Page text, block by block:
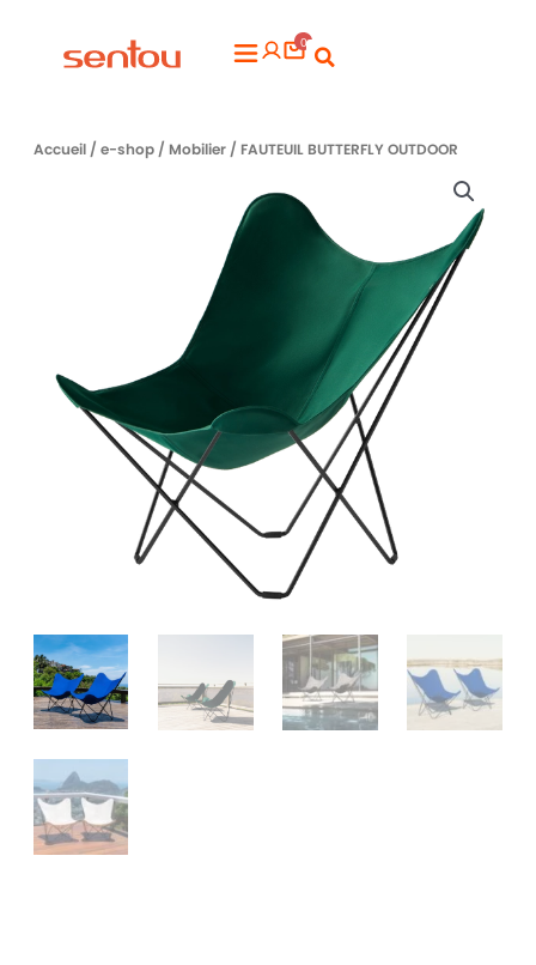
Flyout
0
Accueil/ e-shop/ Mobilier/ FAUTEUIL BUTTERFLY OUTDOOR